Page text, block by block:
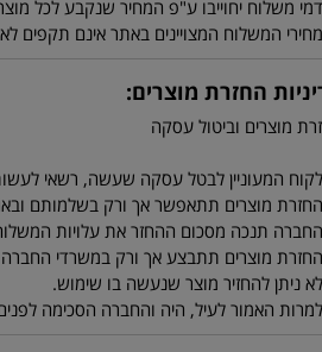
החזרת מוצרים:
מוצרים וביטול עסקה